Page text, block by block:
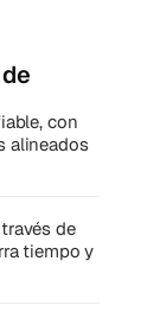
con
alineados
de
tiempo y